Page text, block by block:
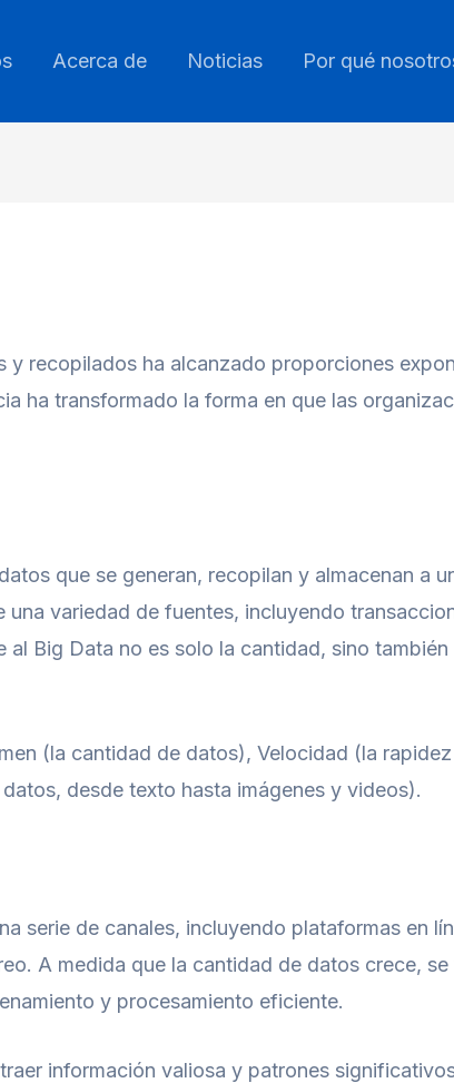
Acerca de Noticias Por qué
recopilados ha alcanzado proporciones
ha transformado la forma en que las
que se generan, recopilan y almacenan a
variedad de fuentes, incluyendo
Big Data no es solo la cantidad, sino
(la cantidad de datos), Velocidad (la
desde texto hasta imágenes y videos).
serie de canales, incluyendo plataformas en
A medida que la cantidad de datos crece,
y procesamiento eficiente.
información valiosa y patrones